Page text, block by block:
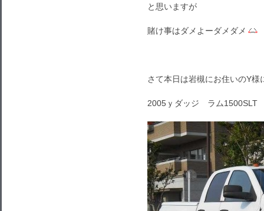
と思いますが
賭け事はダメよーダメダメ
さて本日は岩槻にお住いのY様
2005ｙダッジ ラム1500SLT